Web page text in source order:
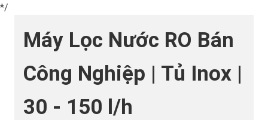
*/
Máy Lọc Nước RO Bán
Công Nghiệp | Tủ Inox |
30 - 150 l/h